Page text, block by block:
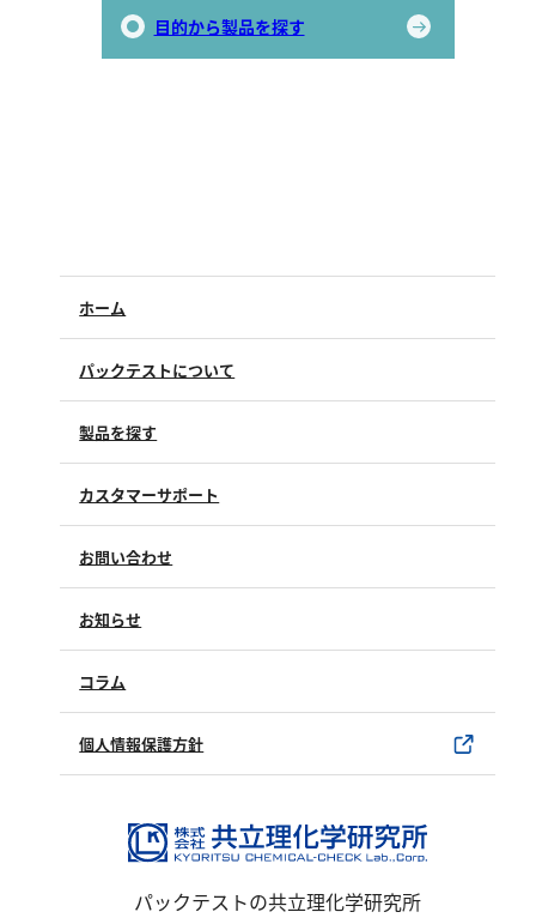
目的から製品を探す
ホーム
パックテストについて
製品を探す
カスタマーサポート
製品のご購入について
SDSについて
水銀使用製品について
該非判定書について
お問い合わせ
試薬サンプル
製品カタログ
お知らせ
コラム
個人情報保護方針
パックテストの共立理化学研究所